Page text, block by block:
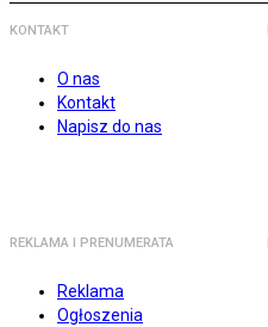
KONTAKT
O nas
Kontakt
Napisz do nas
REKLAMA I PRENUMERATA
Reklama
Ogłoszenia